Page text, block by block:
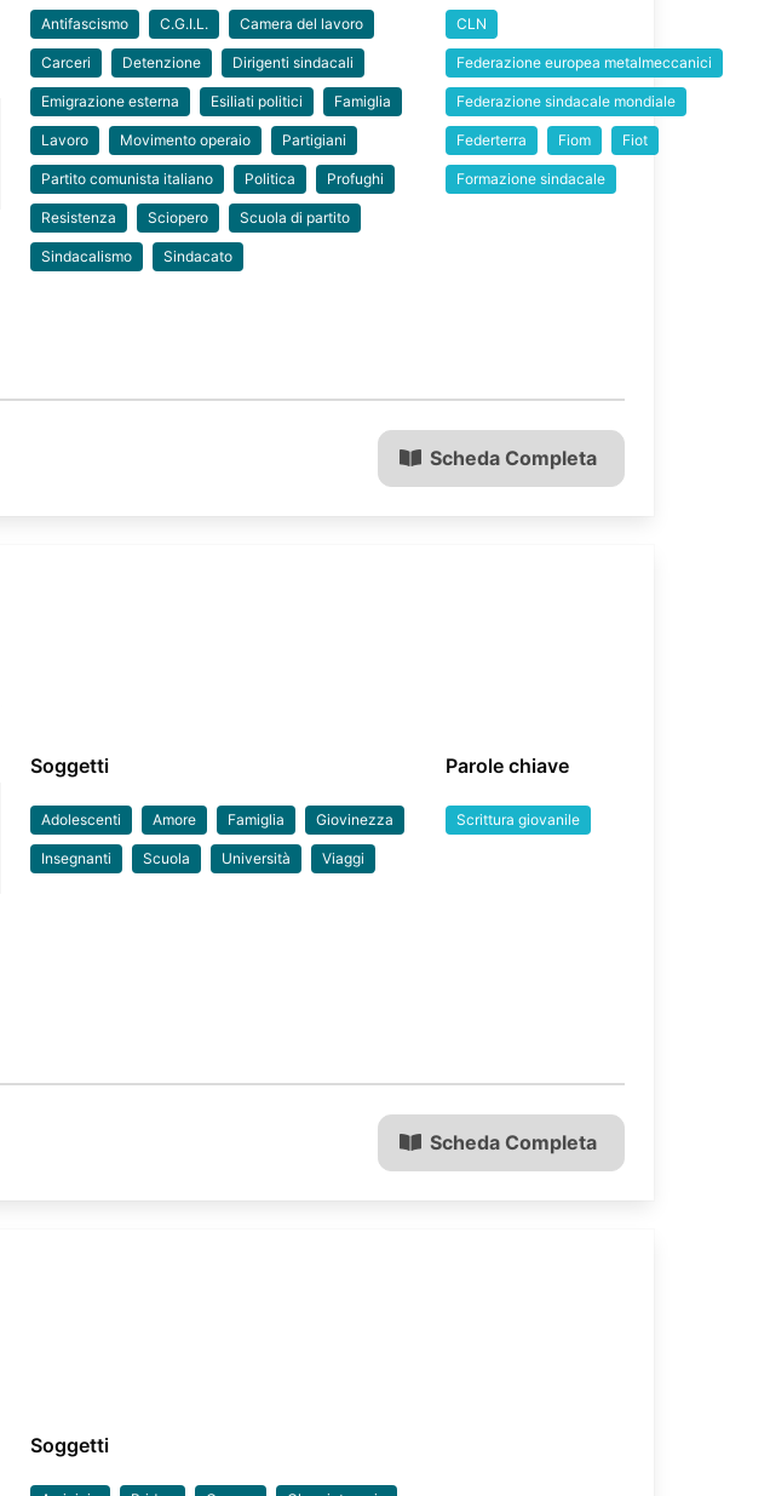
Antifascismo C.G.I.L. Camera del lavoro
Carceri Detenzione Dirigenti sindacali
Emigrazione esterna Esiliati politici Famiglia
Lavoro Movimento operaio Partigiani
Partito comunista italiano Politica Profughi
Resistenza Sciopero Scuola di partito
Sindacalismo Sindacato
CLN
Federazione europea metalmeccanici
Federazione sindacale mondiale
Federterra Fiom Fiot
Formazione sindacale
Scheda Completa
Soggetti
Adolescenti Amore Famiglia Giovinezza
Insegnanti Scuola Università Viaggi
Parole chiave
Scrittura giovanile
Scheda Completa
Soggetti